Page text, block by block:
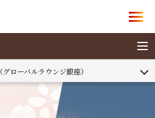
（グローバルラウンジ銀座）